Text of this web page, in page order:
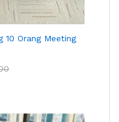
10 Orang Meeting